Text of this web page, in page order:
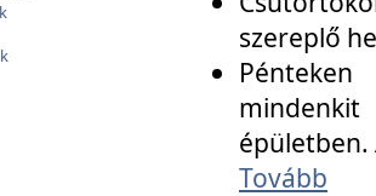
szereplő
épületben.
Tovább